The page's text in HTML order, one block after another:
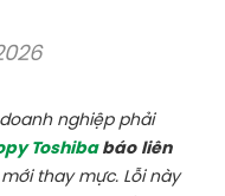
nghiệp phải
Toshibabáo liên
thay mực. Lỗi này